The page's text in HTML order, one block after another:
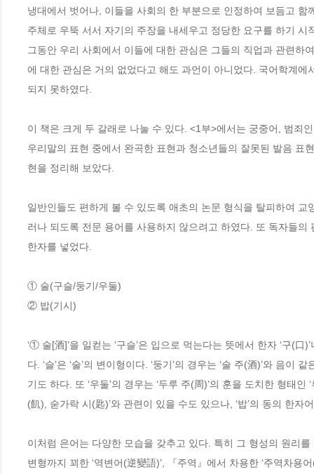
냉대에서 벗어나, 이들을 사회의 한 부분으로 인정하여 보듬고
주체로 우뚝 서서 자기의 주장을 내세우고 정당한 요구를 하기 시
그동안 우리 사회에서 이들에 대한 관심은 그들의 직업과 관련
에 대한 관심은 거의 없었다고 해도 과언이 아니었다. 국어학계
되지 못하였다.
이 책은 크게 두 갈래로 나눌 수 있다. <1부>에서는 궁중어, 범죄
우리말의 표현 중에서 완곡한 표현과 청소년들의 잘못된 발음
현을 정리해 보았다.
일반인들도 편하게 볼 수 있도록 애초의 논문 형식을 탈피하여
러나 되도록 전문 용어를 사용하지 않으려고 하였다. 또 독자들
한자를 넣었다.
① 술(구슬/둥기/우둘)
② 밥(기시)
‘① 술[酒]’을 일컫는 ‘구슬’은 입으로 먹는다는 뜻에서 한자 ‘구(
다. ‘슬’은 ‘술’의 변이형이다. ‘둥기’의 경우는 ‘술 주(酒)’와 음이
기도 하다. 또 ‘우둘’의 경우는 ‘두루 주(周)’의 훈을 도치한 형태
(飢), 숟가락 시(匙)’와 관련이 있을 수도 있으나, ‘밥’의 동의 한자
이처럼 은어는 다양한 모습을 갖추고 있다. 특히 그 형성의 원리
변형까지 꾀한 ‘역변어(逆變語)’, 『주역』에서 차용한 ‘주역차용